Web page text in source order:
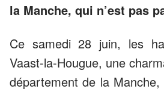
la Manche, qui n’est pas
Ce samedi 28 juin, les
Vaast-la-Hougue, une
département de la